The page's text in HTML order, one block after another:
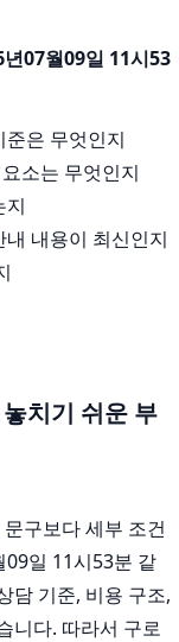
07월09일 11시53
은 무엇인지
소는 무엇인지
지
내용이 최신인지
치기 쉬운 부
구보다 세부 조건
09일 11시53분 같
담 기준, 비용 구조,
니다. 따라서 구로